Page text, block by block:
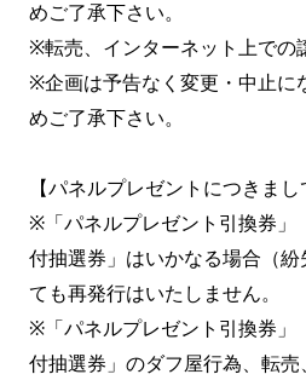
めご了承下さい。
※転売、インターネット上での
※企画は予告なく変更・中止に
めご了承下さい。
【パネルプレゼントにつきまし
※「パネルプレゼント引換券」
付抽選券」はいかなる場合（
ても再発行はいたしません。
※「パネルプレゼント引換券」
付抽選券」のダフ屋行為、転